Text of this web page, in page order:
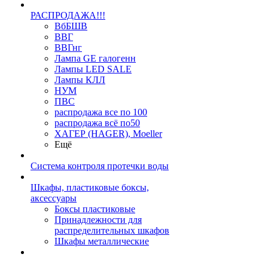
РАСПРОДАЖА!!!
ВбБШВ
ВВГ
ВВГнг
Лампа GE галогенн
Лампы LED SALE
Лампы КЛЛ
НУМ
ПВС
распродажа все по 100
распродажа всё по50
ХАГЕР (HAGER), Moeller
Ещё
Система контроля протечки воды
Шкафы, пластиковые боксы,
аксессуары
Боксы пластиковые
Принадлежности для
распределительных шкафов
Шкафы металлические